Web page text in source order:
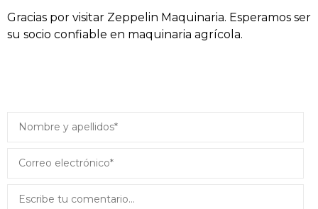
Gracias por visitar Zeppelin Maquinaria. Esperamos ser
su socio confiable en maquinaria agrícola.